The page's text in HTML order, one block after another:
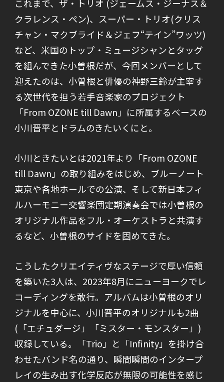
これまで、ザ・トリオ (ジェームス・ジーナス＆
クラレンス・ペン)、スーパー・トリオ(クリス
チャン・マクブライド＆ジェフ“テイン”ワッツ)
など、米国のトップ・ミュージシャンとタッグ
を組んできた小曽根だが、今回メンバーとして
迎えたのは、小曽根と俳優の神野三鈴が主宰す
る次世代を担う若手音楽家のプロジェクト
「From OZONE till Dawn」に所属するベースの
小川晋平とドラムのきたいくにと。
小川ときたいとは2021年より「From OZONE
till Dawn」の取り組みをはじめ、ブルーノート
東京や各地ホールでの公演、そして新日本フィ
ルハーモニー交響楽団定期演奏会では小曽根の
オリジナル作品をフル・オーケストラと共演す
るなど、小曽根のサイドを固めてきた。
こうしたクリエイティヴなステージで厚い信頼
を築いた3人は、2023年8月にニューヨークでレ
コーディングを敢行。アルバムは小曽根のオリ
ジナルを中心に、小川晋平のオリジナルも2曲
(「エチュダージ」「ミスター・モンスター」)
収録している。「Trio」と「Infinity」を掛け合
わせたバンド名の通り、瞬間瞬間のインタープ
レイの生み出す化学反応が無限の可能性を感じ